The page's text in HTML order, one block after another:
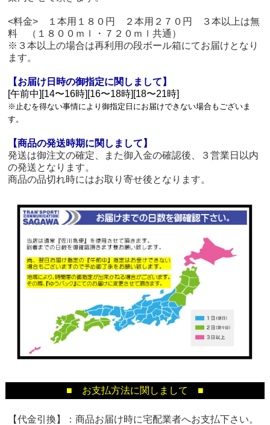
<料金> １本用１８０円 ２本用２７０円 ３本以上は無
料 （１８００ｍｌ・７２０ｍｌ共通）
※３本以上の場合は再利用の段ボール箱にてお届けとなり
ます。
【お届け日時の御指定に関しまして】
[午前中][14〜16時][16〜18時][18〜21時]
※止むを得ない事情により御指定日にお届けできない場合もございま
す。
【商品の発送時期に関しまして】
発送は御注文の確定、また御入金の確認後、３営業日以内
の発送となります。
商品の品切れ時にはお取り寄せ後となります。
■ お支払方法に関しまして ■
【代金引換】：商品お届け時に宅配業者へお支払下さい。